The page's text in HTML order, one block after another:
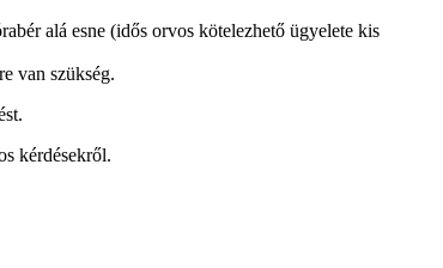
alá esne (idős orvos kötelezhető ügyelete kis
van szükség.
kérdésekről.